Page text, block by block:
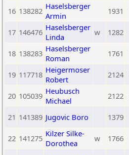
16 138282 Haselsberger
Armin
1931
17 146476 Haselsberger
Linda
w 1282
18 138283 Haselsberger
Roman
1761
19 117718 Heigermoser
Robert
2124
20 105039 Heubusch
Michael
2122
21 141389 Jugovic Boro 1379
22 141275 Kilzer Silke-
Dorothea
w 1766